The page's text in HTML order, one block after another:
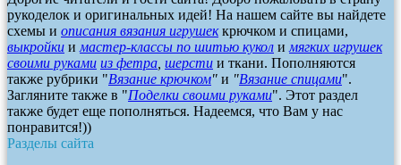
рукоделок и оригинальных идей! На нашем сайте вы найдете
схемы и описания вязания игрушеккрючком и спицами,
выкройки и мастер-классы по шитью кукол имягких игрушек
своими руками из фетра, шерсти и ткани. Пополняются
также рубрики "Вязание крючком" и "Вязание спицами".
Загляните также в "Поделки своими руками". Этот раздел
также будет еще пополняться. Надеемся, что Вам у нас
понравится!))
Разделы сайта